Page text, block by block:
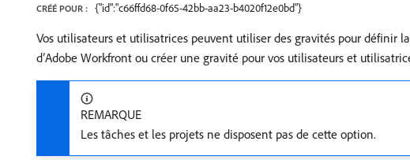
CRÉÉ POUR : {"id":"c66ffd68-0f65-42bb-aa23-b4020f12e0bd"}
Vos utilisateurs et utilisatrices peuvent utiliser des gravités pour définir
d’Adobe Workfront ou créer une gravité pour vos utilisateurs et
REMARQUE
Les tâches et les projets ne disposent pas de cette option.